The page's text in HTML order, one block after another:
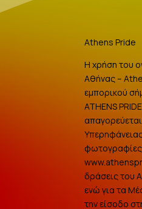
Athens Pride
Η χρήση του
Αθήνας –
εμπορικού
ATHENS
φωτογραφίες
δράσεις του
ενώ για τα
την είσοδο